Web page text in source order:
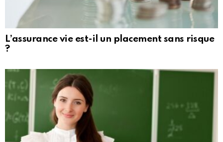
L’assurance vie est-il un placement sans risque
?